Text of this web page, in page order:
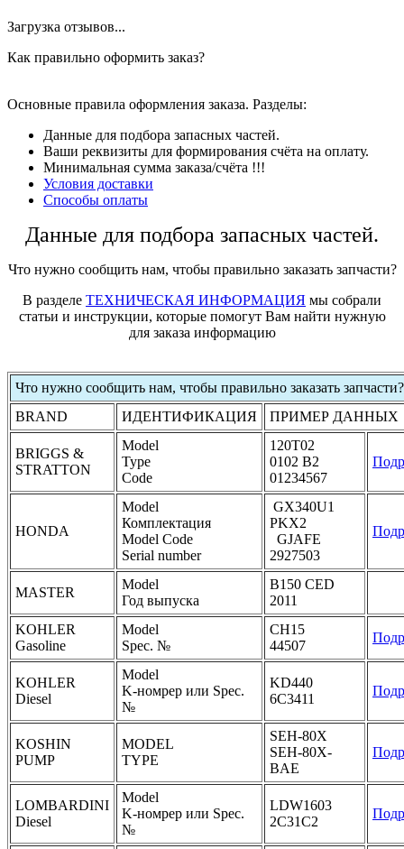
Загрузка отзывов...
Как правильно оформить заказ?
Основные правила оформления заказа. Разделы:
Данные для подбора запасных частей.
Ваши реквизиты для формирования счёта на оплату.
Минимальная сумма заказа/счёта !!!
Условия доставки
Способы оплаты
Данные для подбора запасных частей.
Что нужно сообщить нам, чтобы правильно заказать запчасти?
В разделе ТЕХНИЧЕСКАЯ ИНФОРМАЦИЯ мы собрали
статьи и инструкции, которые помогут Вам найти нужную
для заказа информацию
Что нужно сообщить нам, чтобы правильно заказать запчасти?
BRAND
ИДЕНТИФИКАЦИЯ ПРИМЕР ДАННЫХ
BRIGGS &
STRATTON
Model
Type
Code
120T02
0102 B2
01234567
HONDA
Model
Комплектация
Model Code
Serial number
GX340U1
PKX2
GJAFE
2927503
MASTER
Model
Год выпуска
B150 CED
2011
KOHLER
Gasoline
Model
Spec. №
CH15
44507
KOHLER
Diesel
Model
K-номрер или Spec.
№
KD440
6C3411
KOSHIN
PUMP
MODEL
TYPE
SEH-80X
SEH-80X-
BAE
LOMBARDINI
Diesel
Model
K-номрер или Spec.
№
LDW1603
2C31C2